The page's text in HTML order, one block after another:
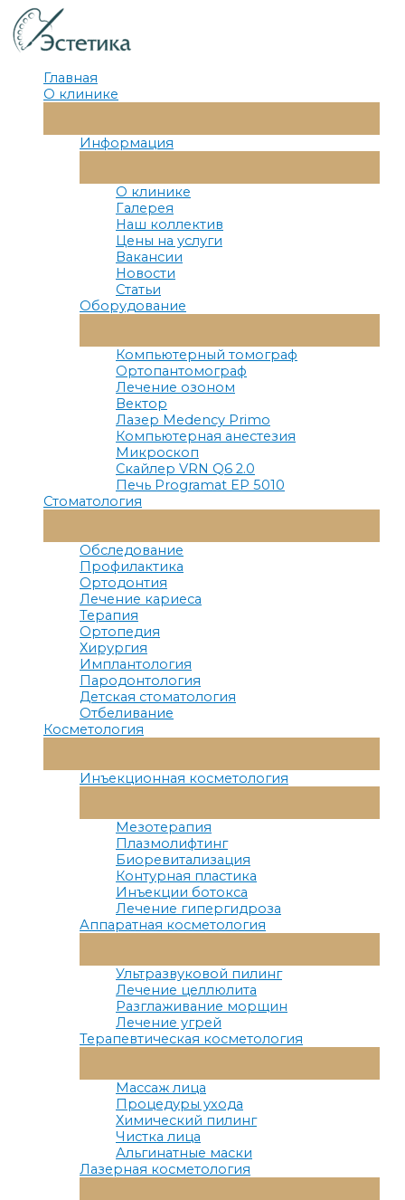
Перейти
к
содержимому
Главная
О клинике
Меню
Информация
Меню
О клинике
Галерея
Наш коллектив
Цены на услуги
Вакансии
Новости
Статьи
Оборудование
Меню
Компьютерный томограф
Ортопантомограф
Лечение озоном
Вектор
Лазер Medency Primo
Компьютерная анестезия
Микроскоп
Скайлер VRN Q6 2.0
Печь Programat EP 5010
Стоматология
Меню
Обследование
Профилактика
Ортодонтия
Лечение кариеса
Терапия
Ортопедия
Хирургия
Имплантология
Пародонтология
Детская стоматология
Отбеливание
Косметология
Меню
Инъекционная косметология
Меню
Мезотерапия
Плазмолифтинг
Биоревитализация
Контурная пластика
Инъекции ботокса
Лечение гипергидроза
Аппаратная косметология
Меню
Ультразвуковой пилинг
Лечение целлюлита
Разглаживание морщин
Лечение угрей
Терапевтическая косметология
Меню
Массаж лица
Процедуры ухода
Химический пилинг
Чистка лица
Альгинатные маски
Лазерная косметология